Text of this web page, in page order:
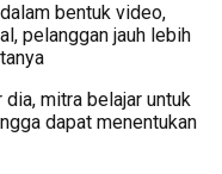
bentuk video,
pelanggan jauh lebih
mitra belajar untuk
dapat menentukan